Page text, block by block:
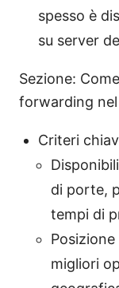
spesso è
su server
Sezione:
forwarding
Criteri
di porte,
tempi di
migliori